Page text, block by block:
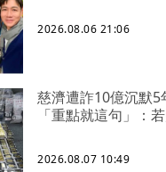
2026.08.06 21:06
慈濟遭詐10億沉默
「重點就這句」：
2026.08.07 10:49